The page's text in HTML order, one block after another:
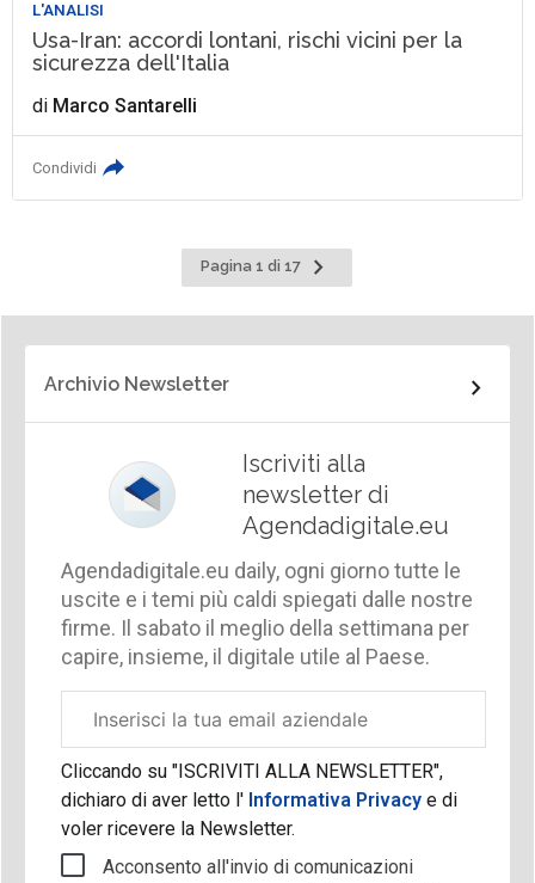
L'ANALISI
Usa-Iran: accordi lontani, rischi vicini per la
sicurezza dell'Italia
di Marco Santarelli
Condividi
Pagina 1 di 17
Pagina
successiva
Archivio Newsletter
Iscriviti alla
newsletter di
Agendadigitale.eu
Agendadigitale.eu daily, ogni giorno tutte le
uscite e i temi più caldi spiegati dalle nostre
firme. Il sabato il meglio della settimana per
capire, insieme, il digitale utile al Paese.
aziendale
Cliccando su "ISCRIVITI ALLA NEWSLETTER",
dichiaro di aver letto l'Informativa Privacy e di
voler ricevere la Newsletter.
Acconsento all'invio di comunicazioni